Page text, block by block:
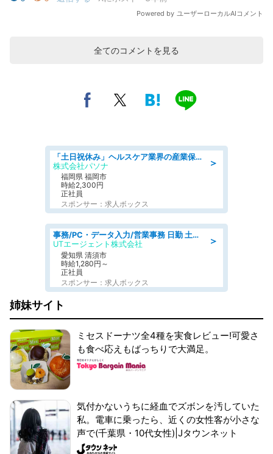
全てのコメントを見る
＞
「土日祝休み」ヘルスケア業界の産業保健師/高時給/未経験OK/要資格:保健師、正看護師
株式会社パソナ
福岡県 福岡市
時給2,300円
正社員
スポンサー：求人ボックス
＞
事務/PC・データ入力/営業事務 日勤 土日休み 残業少なめ 車通勤OK 総合事務
UTエージェント株式会社
愛知県 清須市
時給1,280円～
正社員
スポンサー：求人ボックス
姉妹サイト
ミセスドーナツ全4種を実食レビュー!可愛さ
も食べ応えもばっちりで大満足。
気付かないうちに経血でズボンを汚していた
私。電車に乗ったら、近くの女性客が小さな
声で(千葉県・10代女性)|Jタウンネット